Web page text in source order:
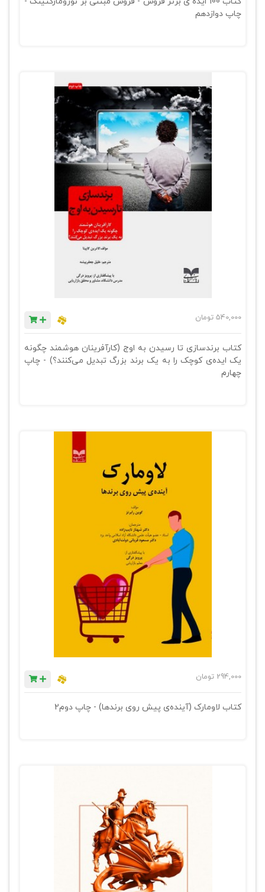
چاپ دوازدهم
540,000 تومان
کتاب برندسازی تا رسیدن به اوج (کارآفرینان هوشمند چگونه
یک ایده‎‌ی کوچک را به یک برند بزرگ تبدیل می‌کنند؟) - چاپ
چهارم
294,000 تومان
کتاب لاومارک (آینده‌ی پیش روی برندها) - چاپ دوم2